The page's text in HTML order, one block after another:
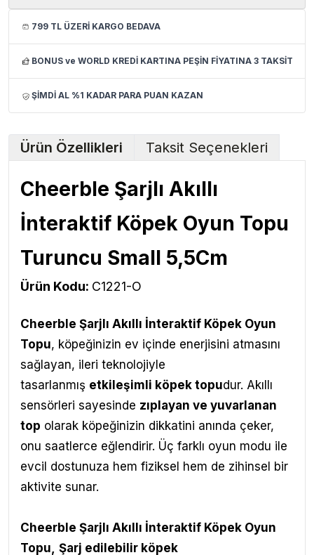
799 TL ÜZERİ KARGO BEDAVA
BONUS ve WORLD KREDİ KARTINA PEŞİN FİYATINA 3 TAKSİT
ŞİMDİ AL %1 KADAR PARA PUAN KAZAN
Ürün Özellikleri Taksit Seçenekleri
Cheerble Şarjlı Akıllı
İnteraktif Köpek Oyun Topu
Turuncu Small 5,5Cm
Ürün Kodu: C1221-O
Cheerble Şarjlı Akıllı İnteraktif Köpek Oyun
Topu, köpeğinizin ev içinde enerjisini atmasını
sağlayan, ileri teknolojiyle
tasarlanmış etkileşimli köpek topudur. Akıllı
sensörleri sayesinde zıplayan ve yuvarlanan
top olarak köpeğinizin dikkatini anında çeker,
onu saatlerce eğlendirir. Üç farklı oyun modu ile
evcil dostunuza hem fiziksel hem de zihinsel bir
aktivite sunar.
Cheerble Şarjlı Akıllı İnteraktif Köpek Oyun
Topu, Şarj edilebilir köpek